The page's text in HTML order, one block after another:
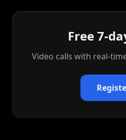
Free 7-
Video calls with